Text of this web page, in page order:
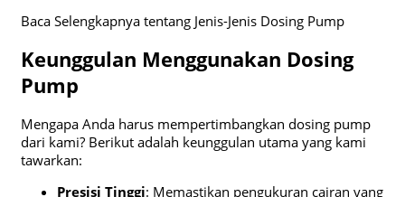
Baca Selengkapnya tentang Jenis-Jenis Dosing Pump
Keunggulan Menggunakan Dosing
Pump
Mengapa Anda harus mempertimbangkan dosing pump
dari kami? Berikut adalah keunggulan utama yang kami
tawarkan:
Presisi Tinggi: Memastikan pengukuran cairan yang